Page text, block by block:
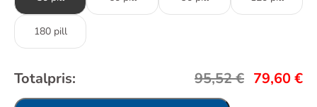
180 pill
Totalpris: 95,52€ 79,60€